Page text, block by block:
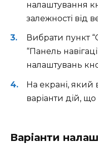
налаштування
залежності від
Вибрати пункт
“Панель
налаштувань
На екрані, який
варіанти дій,
Варіанти